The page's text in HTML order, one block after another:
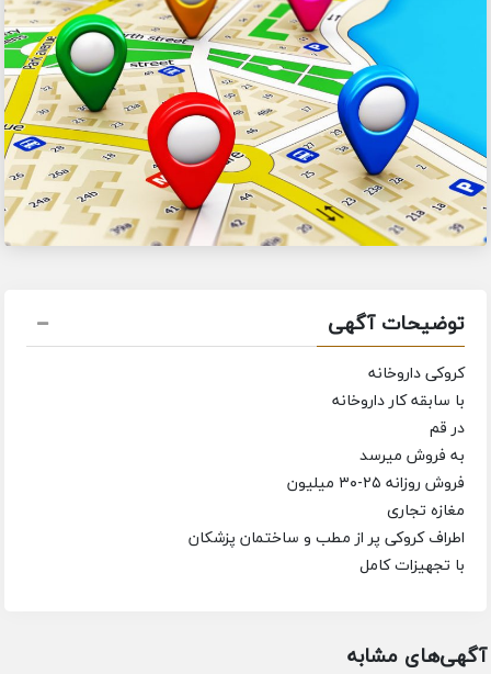
توضیحات آگهی
کروکی داروخانه
با سابقه کار داروخانه
در قم
به فروش میرسد
فروش روزانه ۲۵-۳۰ میلیون
مغازه تجاری
اطراف کروکی پر از مطب و ساختمان پزشکان
با تجهیزات کامل
آگهی‌های مشابه